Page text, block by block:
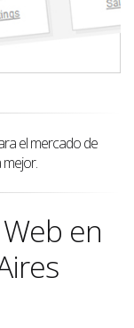
el mercado de
mejor.
en